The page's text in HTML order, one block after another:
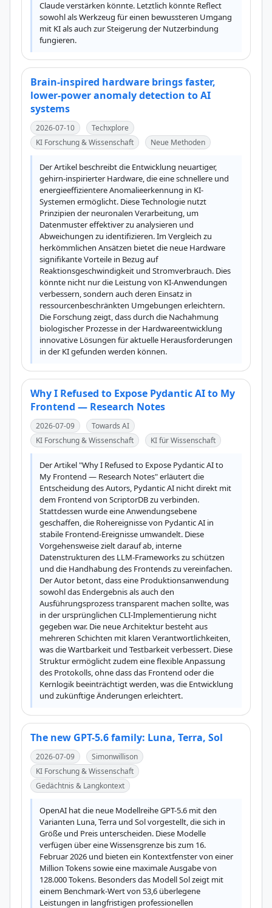
Claude verstärken könnte. Letztlich könnte Reflect
sowohl als Werkzeug für einen bewussteren Umgang
mit KI als auch zur Steigerung der Nutzerbindung
fungieren.
Brain-inspired hardware brings faster,
lower-power anomaly detection to AI
systems
2026-07-10
Techxplore
KI Forschung & Wissenschaft
Neue Methoden
Der Artikel beschreibt die Entwicklung neuartiger,
gehirn-inspirierter Hardware, die eine schnellere und
energieeffizientere Anomalieerkennung in KI-
Systemen ermöglicht. Diese Technologie nutzt
Prinzipien der neuronalen Verarbeitung, um
Datenmuster effektiver zu analysieren und
Abweichungen zu identifizieren. Im Vergleich zu
herkömmlichen Ansätzen bietet die neue Hardware
signifikante Vorteile in Bezug auf
Reaktionsgeschwindigkeit und Stromverbrauch. Dies
könnte nicht nur die Leistung von KI-Anwendungen
verbessern, sondern auch deren Einsatz in
ressourcenbeschränkten Umgebungen erleichtern.
Die Forschung zeigt, dass durch die Nachahmung
biologischer Prozesse in der Hardwareentwicklung
innovative Lösungen für aktuelle Herausforderungen
in der KI gefunden werden können.
Why I Refused to Expose Pydantic AI to My
Frontend — Research Notes
2026-07-09
Towards AI
KI Forschung & Wissenschaft
KI für Wissenschaft
Der Artikel "Why I Refused to Expose Pydantic AI to
My Frontend — Research Notes" erläutert die
Entscheidung des Autors, Pydantic AI nicht direkt mit
dem Frontend von ScriptorDB zu verbinden.
Stattdessen wurde eine Anwendungsebene
geschaffen, die Rohereignisse von Pydantic AI in
stabile Frontend-Ereignisse umwandelt. Diese
Vorgehensweise zielt darauf ab, interne
Datenstrukturen des LLM-Frameworks zu schützen
und die Handhabung des Frontends zu vereinfachen.
Der Autor betont, dass eine Produktionsanwendung
sowohl das Endergebnis als auch den
Ausführungsprozess transparent machen sollte, was
in der ursprünglichen CLI-Implementierung nicht
gegeben war. Die neue Architektur besteht aus
mehreren Schichten mit klaren Verantwortlichkeiten,
was die Wartbarkeit und Testbarkeit verbessert. Diese
Struktur ermöglicht zudem eine flexible Anpassung
des Protokolls, ohne dass das Frontend oder die
Kernlogik beeinträchtigt werden, was die Entwicklung
und zukünftige Änderungen erleichtert.
The new GPT-5.6 family: Luna, Terra, Sol
2026-07-09
Simonwillison
KI Forschung & Wissenschaft
Gedächtnis & Langkontext
OpenAI hat die neue Modellreihe GPT-5.6 mit den
Varianten Luna, Terra und Sol vorgestellt, die sich in
Größe und Preis unterscheiden. Diese Modelle
verfügen über eine Wissensgrenze bis zum 16.
Februar 2026 und bieten ein Kontextfenster von einer
Million Tokens sowie eine maximale Ausgabe von
128.000 Tokens. Besonders das Modell Sol zeigt mit
einem Benchmark-Wert von 53,6 überlegene
Leistungen in langfristigen professionellen